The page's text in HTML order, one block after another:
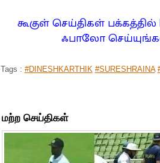
கூகுள் செய்திகள்
ஃபாலோ
Tags : #DINESHKARTHIK #SURESHRAINA
மற்ற செய்திகள்